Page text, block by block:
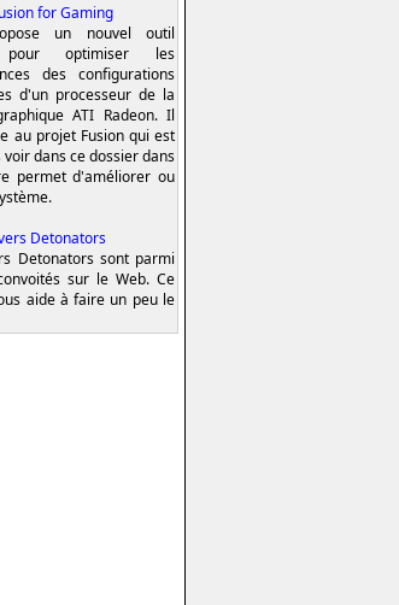
for Gaming
un nouvel outil
pour optimiser les
des configurations
d'un processeur de la
ATI Radeon. Il
au projet Fusion qui est
dans ce dossier dans
permet d'améliorer ou
Detonators
Detonators sont parmi
sur le Web. Ce
aide à faire un peu le